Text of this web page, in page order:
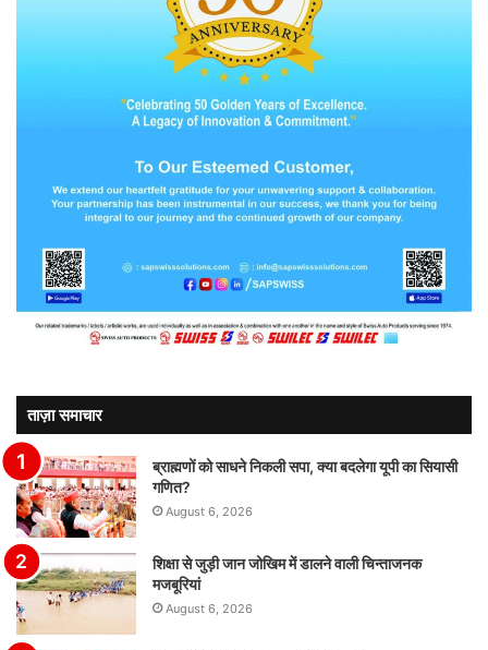
ताज़ा समाचार
ब्राह्मणों को साधने निकली सपा, क्या बदलेगा यूपी का सियासी
गणित?
August 6, 2026
शिक्षा से जुड़ी जान जोखिम में डालने वाली चिन्ताजनक
मजबूरियां
August 6, 2026